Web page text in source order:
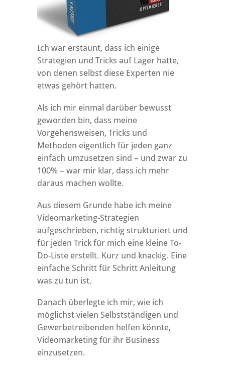
Ich war erstaunt, dass ich einige
Strategien und Tricks auf Lager hatte,
von denen selbst diese Experten nie
etwas gehört hatten.
Als ich mir einmal darüber bewusst
geworden bin, dass meine
Vorgehensweisen, Tricks und
Methoden eigentlich für jeden ganz
einfach umzusetzen sind – und zwar zu
100% – war mir klar, dass ich mehr
daraus machen wollte.
Aus diesem Grunde habe ich meine
Videomarketing-Strategien
aufgeschrieben, richtig strukturiert und
für jeden Trick für mich eine kleine To-
Do-Liste erstellt. Kurz und knackig. Eine
einfache Schritt für Schritt Anleitung
was zu tun ist.
Danach überlegte ich mir, wie ich
möglichst vielen Selbstständigen und
Gewerbetreibenden helfen könnte,
Videomarketing für ihr Business
einzusetzen.